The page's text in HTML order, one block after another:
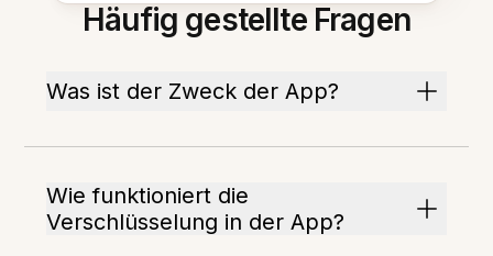
Häufig gestellte Fragen
Was ist der Zweck der App?
Wie funktioniert die
Verschlüsselung in der App?